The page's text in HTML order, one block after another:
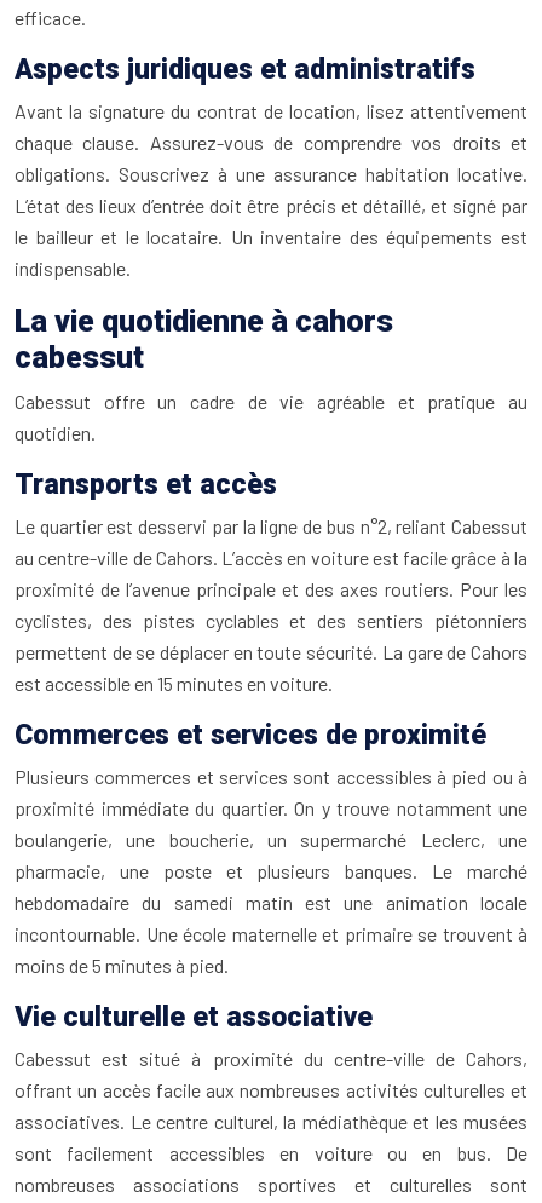
efficace.
Aspects juridiques et administratifs
Avant la signature du contrat de location, lisez attentivement
chaque clause. Assurez-vous de comprendre vos droits et
obligations. Souscrivez à une assurance habitation locative.
L’état des lieux d’entrée doit être précis et détaillé, et signé par
le bailleur et le locataire. Un inventaire des équipements est
indispensable.
La vie quotidienne à cahors
cabessut
Cabessut offre un cadre de vie agréable et pratique au
quotidien.
Transports et accès
Le quartier est desservi par la ligne de bus n°2, reliant Cabessut
au centre-ville de Cahors. L’accès en voiture est facile grâce à la
proximité de l’avenue principale et des axes routiers. Pour les
cyclistes, des pistes cyclables et des sentiers piétonniers
permettent de se déplacer en toute sécurité. La gare de Cahors
est accessible en 15 minutes en voiture.
Commerces et services de proximité
Plusieurs commerces et services sont accessibles à pied ou à
proximité immédiate du quartier. On y trouve notamment une
boulangerie, une boucherie, un supermarché Leclerc, une
pharmacie, une poste et plusieurs banques. Le marché
hebdomadaire du samedi matin est une animation locale
incontournable. Une école maternelle et primaire se trouvent à
moins de 5 minutes à pied.
Vie culturelle et associative
Cabessut est situé à proximité du centre-ville de Cahors,
offrant un accès facile aux nombreuses activités culturelles et
associatives. Le centre culturel, la médiathèque et les musées
sont facilement accessibles en voiture ou en bus. De
nombreuses associations sportives et culturelles sont